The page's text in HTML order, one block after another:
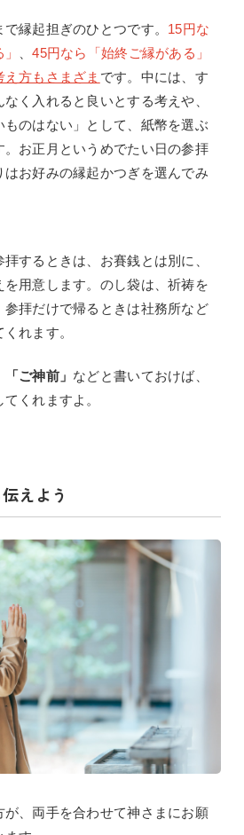
縁起担ぎのひとつです。 15円な
、45円なら「始終ご縁がある」
方もさまざま です。中には、す
く入れると良いとする考えや、
ものはない」として、紙幣を選ぶ
。お正月というめでたい日の参拝
お好みの縁起かつぎを選んでみ
するときは、お賽銭とは別に、
用意します。のし袋は、祈祷を
参拝だけで帰るときは社務所など
れます。
ご神前」 などと書いておけば、
くれますよ。
えよう
、両手を合わせて神さまにお願